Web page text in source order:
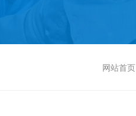
网站首页